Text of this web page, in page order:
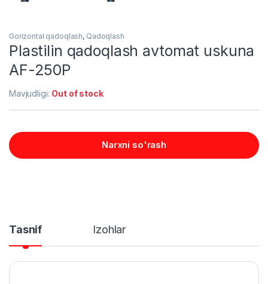
Gorizontal qadoqlash, Qadoqlash
Plastilin qadoqlash avtomat uskuna
AF-250P
Mavjudligi: Out of stock
Narxni so'rash
Tasnif Izohlar